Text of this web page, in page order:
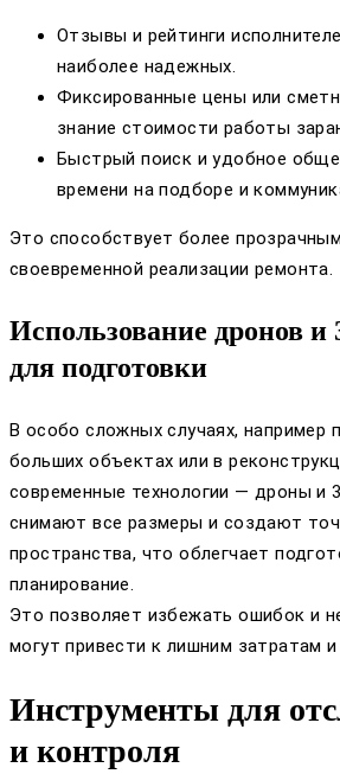
Отзывы и рейтинги
наиболее надежных.
Фиксированные цены или
знание стоимости работы
Быстрый поиск и удобное
времени на подборе и
Это способствует более
своевременной реализации ремонта.
Использование дронов и
для подготовки
В особо сложных случаях, например
больших объектах или в
современные технологии — дроны и
снимают все размеры и создают
пространства, что облегчает
планирование.
Это позволяет избежать ошибок и
могут привести к лишним затратам
Инструменты для
и контроля